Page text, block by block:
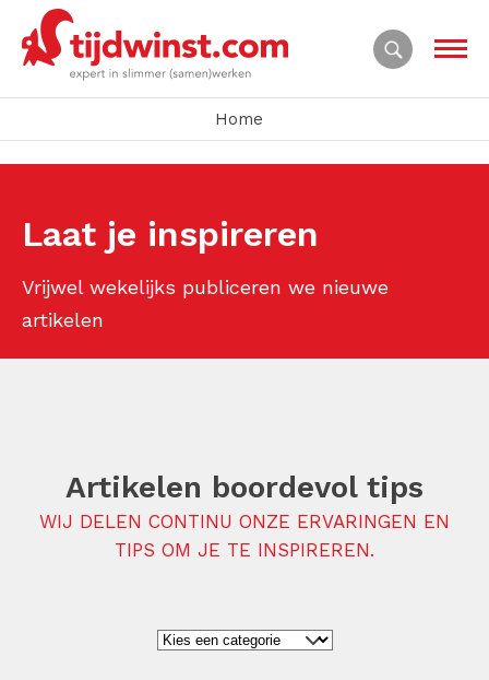
Home
Laat je inspireren
Vrijwel wekelijks publiceren we nieuwe
artikelen
Artikelen boordevol tips
WIJ DELEN CONTINU ONZE ERVARINGEN EN
TIPS OM JE TE INSPIREREN.